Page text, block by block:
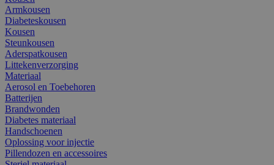
Armkousen
Diabeteskousen
Kousen
Steunkousen
Aderspatkousen
Littekenverzorging
Materiaal
Aerosol en Toebehoren
Batterijen
Brandwonden
Diabetes materiaal
Handschoenen
Oplossing voor injectie
Pillendozen en accessoires